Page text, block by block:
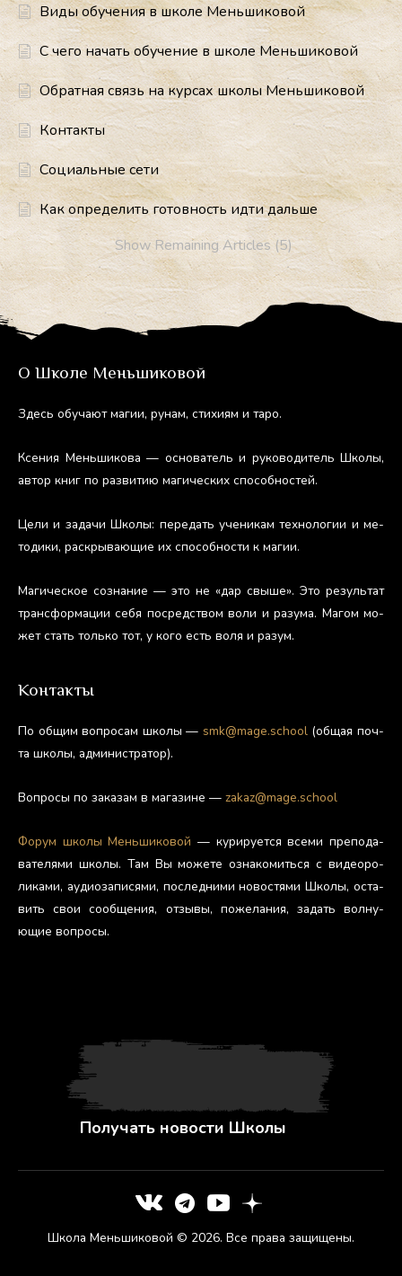
Виды обучения в школе Меньшиковой
С чего начать обучение в школе Меньшиковой
Обратная связь на курсах школы Меньшиковой
Контакты
Социальные сети
Как определить готовность идти дальше
Show Remaining Articles (5)
О Школе Меньшиковой
Здесь обу­ча­ют ма­гии, ру­нам, сти­хи­ям и та­ро.
Ксе­ния Мень­ши­кова — ос­но­ватель и ру­ково­дитель Шко­лы,
ав­тор книг по раз­ви­тию ма­гичес­ких спо­соб­ностей.
Це­ли и за­дачи Шко­лы: пе­редать уче­никам тех­но­логии и ме­
тоди­ки, рас­кры­ва­ющие их спо­соб­ности к ма­гии.
Ма­гичес­кое соз­на­ние — это не «дар свы­ше». Это ре­зуль­тат
тран­сфор­ма­ции се­бя пос­редс­твом во­ли и ра­зума. Ма­гом мо­
жет стать толь­ко тот, у ко­го есть во­ля и ра­зум.
Контакты
По об­щим воп­ро­сам шко­лы — smk@mage.school(об­щая поч­
та шко­лы, ад­ми­нис­тра­тор).
Воп­ро­сы по за­казам в ма­гази­не — zakaz@mage.school
Фо­рум шко­лы Мень­ши­ковой — ку­риру­ет­ся все­ми пре­пода­
вате­лями шко­лы. Там Вы мо­жете оз­на­комить­ся с ви­де­оро­
лика­ми, а­уди­оза­пися­ми, пос­ледни­ми но­вос­тя­ми Шко­лы, ос­та­
вить свои со­об­ще­ния, от­зы­вы, по­жела­ния, за­дать вол­ну­
ющие воп­ро­сы.
Получать новости Школы
Школа Меньшиковой © 2026. Все права защищены.